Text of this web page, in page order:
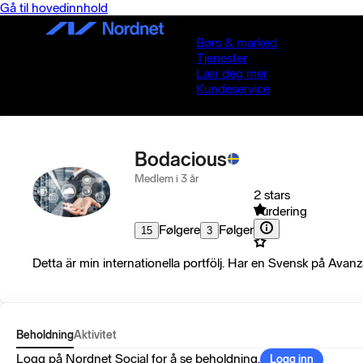
Gå til hovedinnhold
Børs & marked
Tjenester
Lær deg mer
Kundeservice
Bodacious
Medlem i 3 år
15 Følgere 3 Følger
2 stars
Vurdering
Detta är min internationella portfölj. Har en Svensk på
BeholdningAktivitet
Logg på Nordnet Social for å se beholdning. Logg inn